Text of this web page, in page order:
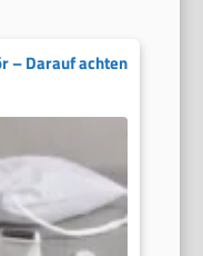
– Darauf achten